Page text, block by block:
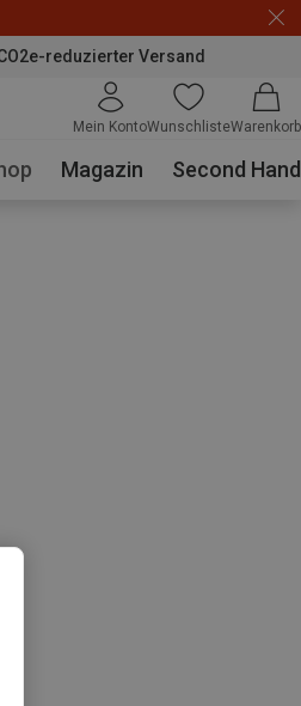
reduzierter Versand
Mein KontoWunschlisteWarenkorb
Magazin Second Hand